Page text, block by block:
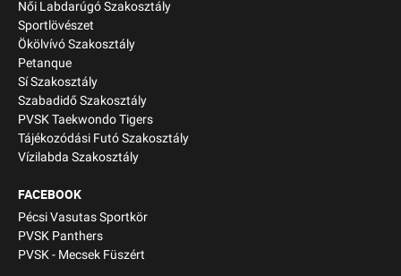
Női Labdarúgó Szakosztály
Sportlövészet
Ökölvívó Szakosztály
Petanque
Sí Szakosztály
Szabadidő Szakosztály
PVSK Taekwondo Tigers
Tájékozódási Futó Szakosztály
Vízilabda Szakosztály
FACEBOOK
Pécsi Vasutas Sportkör
PVSK Panthers
PVSK - Mecsek Füszért